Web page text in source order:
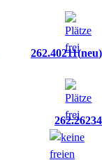
262.26234
262.40211 neu